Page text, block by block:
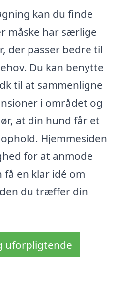
kan du finde
måske har særlige
der passer bedre til
Du kan benytte
til at sammenligne
i området og
at din hund får et
Hjemmesiden
for at anmode
få en klar idé om
du træffer din
uforpligtende